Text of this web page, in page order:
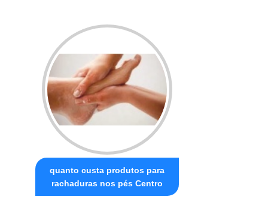
quanto custa produtos para
rachaduras nos pés Centro